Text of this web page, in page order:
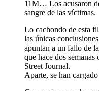
11M… Los acusaron
sangre de las víctimas.
Lo cachondo de esta
las únicas
apuntan a un fallo de
que hace dos
Street Journal.
Aparte, se han